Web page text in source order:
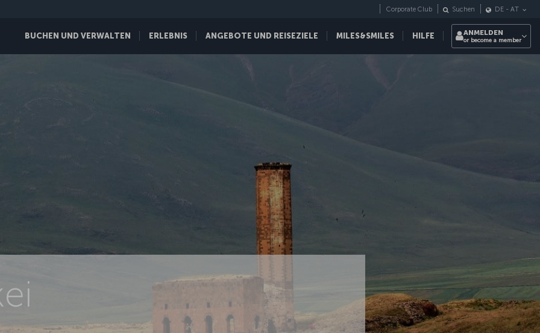
BUCHEN UND VERWALTEN ERLEBNIS ANGEBOTE UND REISEZIELE MILES&SMILES HILFE
Corporate Club Suchen DE - AT
ANMELDEN
or become a member